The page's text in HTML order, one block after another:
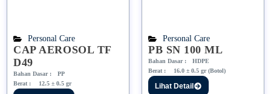
Personal Care
CAP AEROSOL TF
D49
Bahan Dasar :
PP
Berat :
12.5 ± 0.5 gr
Personal Care
PB SN 100 ML
Bahan Dasar :
HDPE
Berat :
16.0 ± 0.5 gr (Botol)
Lihat Detail